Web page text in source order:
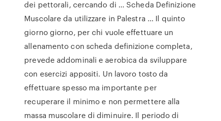
dei pettorali, cercando di … Scheda Definizione
Muscolare da utilizzare in Palestra ... Il quinto
giorno giorno, per chi vuole effettuare un
allenamento con scheda definizione completa,
prevede addominali e aerobica da sviluppare
con esercizi appositi. Un lavoro tosto da
effettuare spesso ma importante per
recuperare il minimo e non permettere alla
massa muscolare di diminuire. Il periodo di